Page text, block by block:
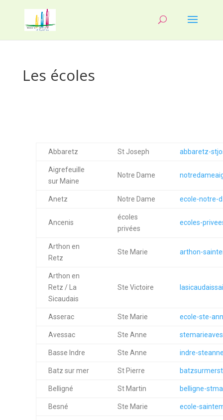
Les écoles
Abbaretz St Joseph abbaretz-
Aigrefeuille
sur Maine
Notre Dame
Anetz Notre Dame ecole-notre-
Ancenis
écoles
privées
ecoles-
Arthon en
Retz
Ste Marie arthon-
Arthon en
Retz / La
Sicaudais
Ste Victoire
Asserac Ste Marie ecole-ste-
Avessac Ste Anne
Basse Indre Ste Anne indre-
Batz sur mer St Pierre
Belligné St Martin belligne-
Besné Ste Marie ecole-